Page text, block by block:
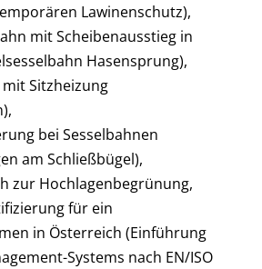
Lawinenschutz),
mit Scheibenausstieg in
Hasensprung),
mit Sitzheizung
bei Sesselbahnen
am Schließbügel),
zur Hochlagenbegrünung,
für ein
in Österreich (Einführung
Systems nach EN/ISO